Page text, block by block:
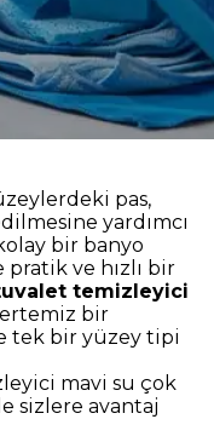
pas,
yardımcı
bir banyo
ve hızlı bir
temizleyici
bir
tek bir yüzey tipi
mavi su çok
sizlere avantaj